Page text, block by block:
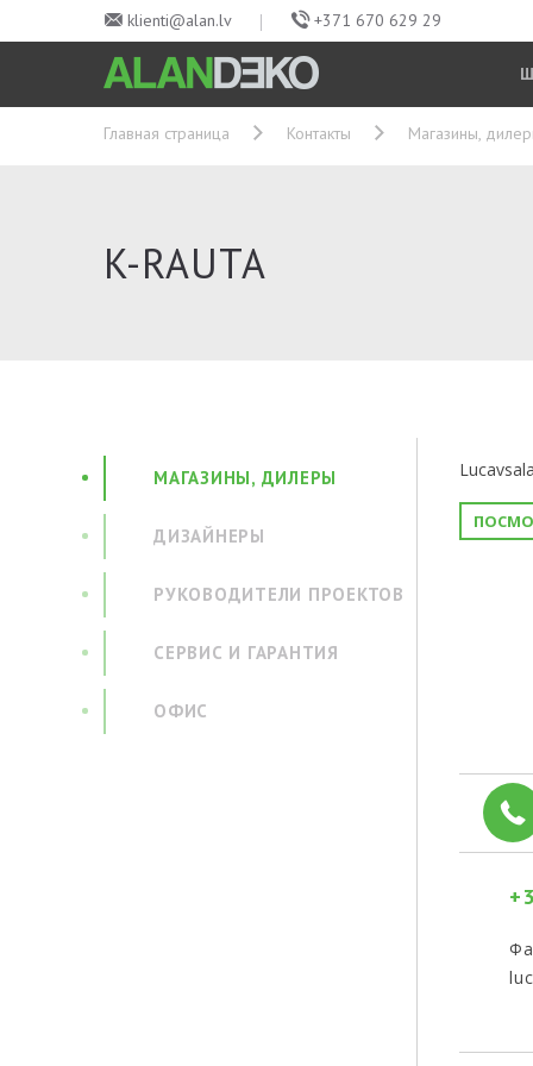
klienti@alan.lv +371 670 629 29
Главная страница Контакты Магазины,
K-RAUTA
МАГАЗИНЫ, ДИЛЕРЫ
ДИЗАЙНЕРЫ
РУКОВОДИТЕЛИ ПРОЕКТОВ
СЕРВИС И ГАРАНТИЯ
ОФИС